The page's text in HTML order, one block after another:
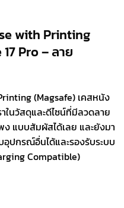
with Printing
Pro – ลาย
(Magsafe) เคสหนัง
นวัสดุและดีไซน์ที่มีลวดลาย
แบบสัมผัสได้เลย และยังมา
ปกรณ์อื่นได้และรองรับระบบ
Compatible)